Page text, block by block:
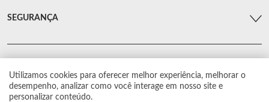
Utilizamos cookies para oferecer melhor experiência, melhorar o
desempenho, analizar como você interage em nosso site e
personalizar conteúdo.
SEGURANÇA
© Arsenal Car. Todos os direitos reservados.
Proibida reprodução total ou parcial. Preços e estoque sujeito a alterações sem